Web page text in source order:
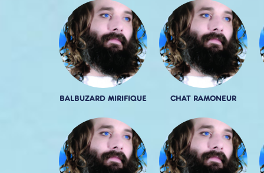
BALBUZARD MIRIFIQUE CHAT RAMONEUR